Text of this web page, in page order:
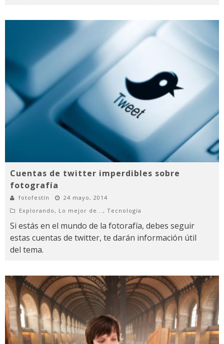
Cuentas de twitter imperdibles sobre
fotografía
fotofestín
24 mayo, 2014
Explorando , Lo mejor de... , Tecnología
Si estás en el mundo de la fotorafía, debes seguir
estas cuentas de twitter, te darán información útil
del tema.